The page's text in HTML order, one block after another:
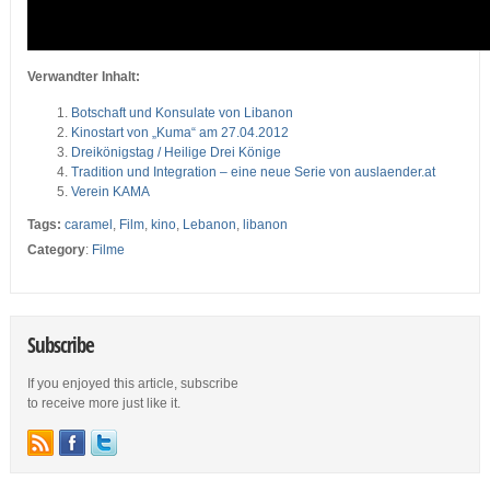
Verwandter Inhalt:
Botschaft und Konsulate von Libanon
Kinostart von „Kuma“ am 27.04.2012
Dreikönigstag / Heilige Drei Könige
Tradition und Integration – eine neue Serie von auslaender.at
Verein KAMA
Tags: caramel , Film, kino, Lebanon, libanon
Category: Filme
Subscribe
If you enjoyed this article, subscribe
to receive more just like it.